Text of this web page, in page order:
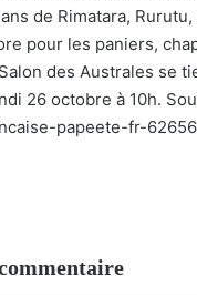
de Rimatara,
pour les paniers,
des Australes se
26 octobre à 10h.
papeete-fr-